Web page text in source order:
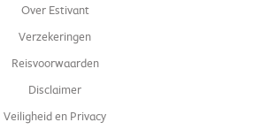
Over Estivant
Verzekeringen
Reisvoorwaarden
Disclaimer
Veiligheid en Privacy